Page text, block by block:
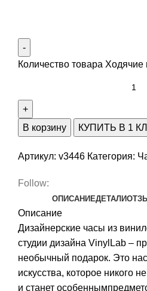
Количество товара
В корзину КУПИТЬ В 1
Артикул: v3446 Категория:
Follow:
ОПИСАНИЕДЕТАЛИ
Описание
Дизайнерские часы из
студии дизайна VinylLab –
необычный подарок. Это
искусства, которое никого
и станет